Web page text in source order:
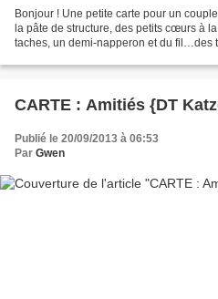
Bonjour ! Une petite carte pour un
la pâte de structure, des petits cœurs à
taches, un demi-napperon et du fil…des
CARTE : Amitiés {DT
Publié le 20/09/2013 à 06:53
Par Gwen